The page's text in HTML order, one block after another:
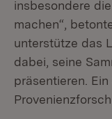
insbesondere
machen“,
unterstütze das
dabei, seine
präsentieren.